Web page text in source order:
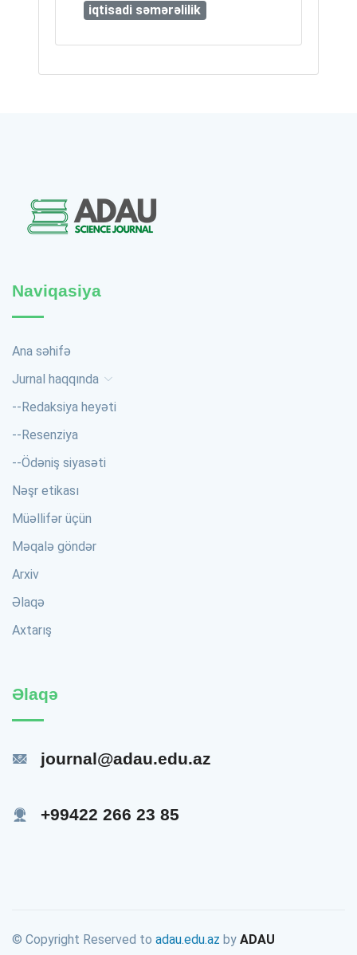
iqtisadi səmərəlilik
Naviqasiya
Ana səhifə
Jurnal haqqında
--Redaksiya heyəti
--Resenziya
--Ödəniş siyasəti
Nəşr etikası
Müəllifər üçün
Məqalə göndər
Arxiv
Əlaqə
Axtarış
Əlaqə
journal@adau.edu.az
+99422 266 23 85
© Copyright Reserved to adau.edu.az by ADAU